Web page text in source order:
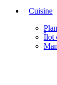
Cuisine
Îlot